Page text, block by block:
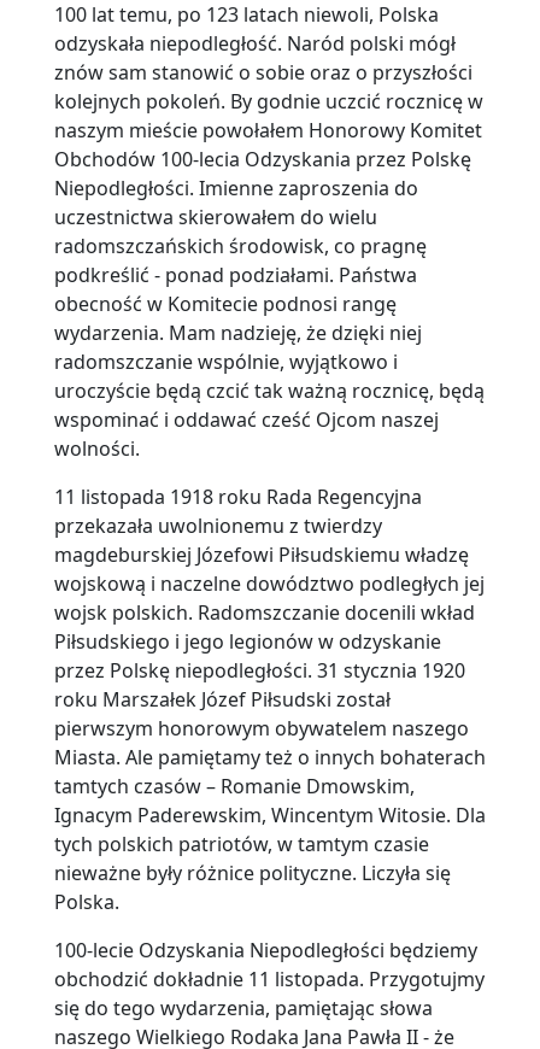
100 lat temu, po 123 latach niewoli, Polska
odzyskała niepodległość. Naród polski mógł
znów sam stanowić o sobie oraz o przyszłości
kolejnych pokoleń. By godnie uczcić rocznicę w
naszym mieście powołałem Honorowy Komitet
Obchodów 100-lecia Odzyskania przez Polskę
Niepodległości. Imienne zaproszenia do
uczestnictwa skierowałem do wielu
radomszczańskich środowisk, co pragnę
podkreślić - ponad podziałami. Państwa
obecność w Komitecie podnosi rangę
wydarzenia. Mam nadzieję, że dzięki niej
radomszczanie wspólnie, wyjątkowo i
uroczyście będą czcić tak ważną rocznicę, będą
wspominać i oddawać cześć Ojcom naszej
wolności.
11 listopada 1918 roku Rada Regencyjna
przekazała uwolnionemu z twierdzy
magdeburskiej Józefowi Piłsudskiemu władzę
wojskową i naczelne dowództwo podległych jej
wojsk polskich. Radomszczanie docenili wkład
Piłsudskiego i jego legionów w odzyskanie
przez Polskę niepodległości. 31 stycznia 1920
roku Marszałek Józef Piłsudski został
pierwszym honorowym obywatelem naszego
Miasta. Ale pamiętamy też o innych bohaterach
tamtych czasów – Romanie Dmowskim,
Ignacym Paderewskim, Wincentym Witosie. Dla
tych polskich patriotów, w tamtym czasie
nieważne były różnice polityczne. Liczyła się
Polska.
100-lecie Odzyskania Niepodległości będziemy
obchodzić dokładnie 11 listopada. Przygotujmy
się do tego wydarzenia, pamiętając słowa
naszego Wielkiego Rodaka Jana Pawła II - że